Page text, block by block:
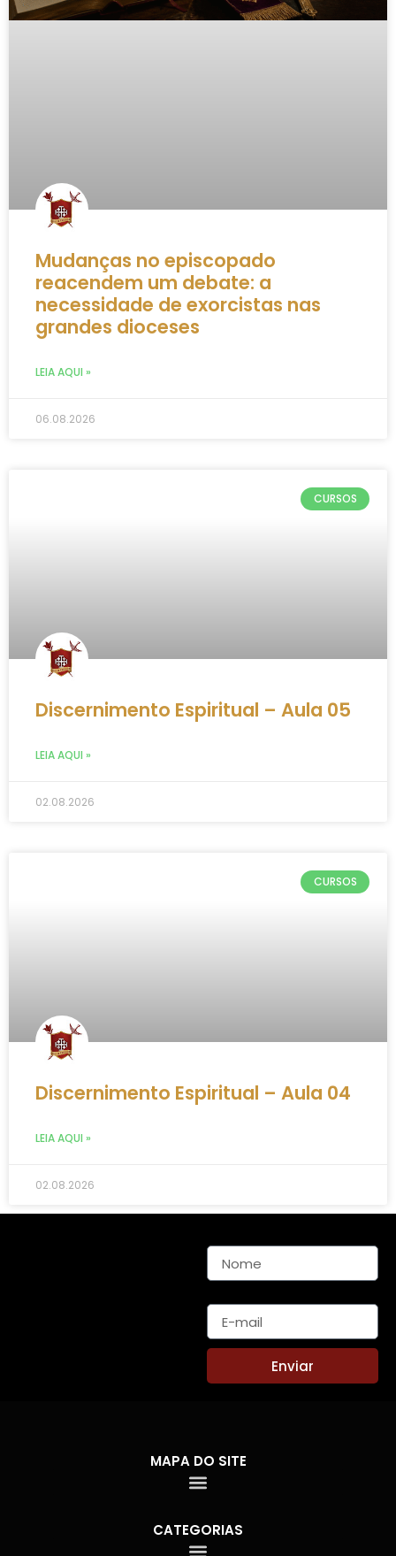
Mudanças no episcopado
reacendem um debate: a
necessidade de exorcistas nas
grandes dioceses
LEIA AQUI »
06.08.2026
CURSOS
Discernimento Espiritual – Aula 05
LEIA AQUI »
02.08.2026
CURSOS
Discernimento Espiritual – Aula 04
LEIA AQUI »
02.08.2026
Enviar
MAPA DO SITE
CATEGORIAS